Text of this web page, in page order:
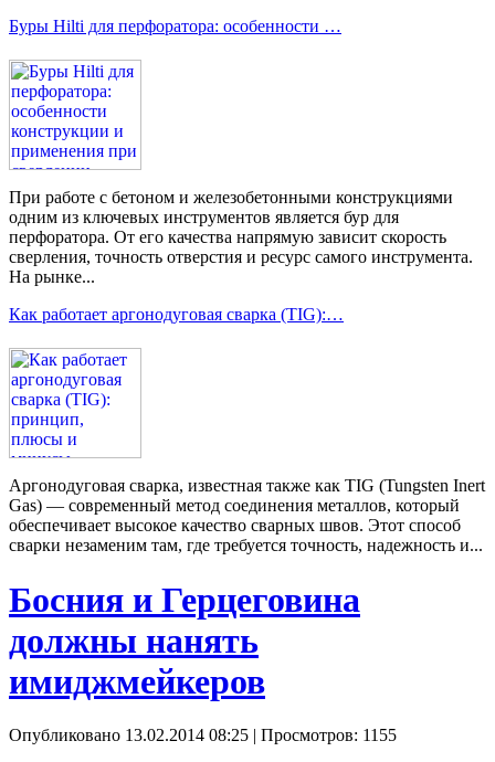
Буры Hilti для перфоратора: особенности …
При работе с бетоном и железобетонными конструкциями
одним из ключевых инструментов является бур для
перфоратора. От его качества напрямую зависит скорость
сверления, точность отверстия и ресурс самого инструмента.
На рынке...
Как работает аргонодуговая сварка (TIG):…
Аргонодуговая сварка, известная также как TIG (Tungsten Inert
Gas) — современный метод соединения металлов, который
обеспечивает высокое качество сварных швов. Этот способ
сварки незаменим там, где требуется точность, надежность и...
Босния и Герцеговина
должны нанять
имиджмейкеров
Опубликовано 13.02.2014 08:25 | Просмотров: 1155